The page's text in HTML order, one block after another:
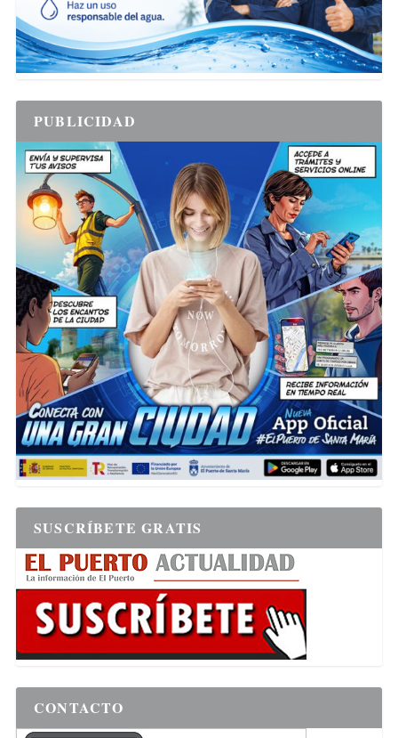
PUBLICIDAD
SUSCRÍBETE GRATIS
CONTACTO